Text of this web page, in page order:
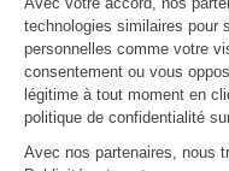
Nous connaître
VPK Group
Environnement
Nos services
Conditions de livraison
Emballages personnalisés
Vous aider